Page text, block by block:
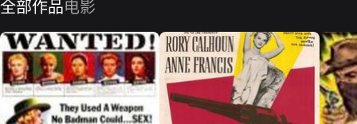
全部作品电影